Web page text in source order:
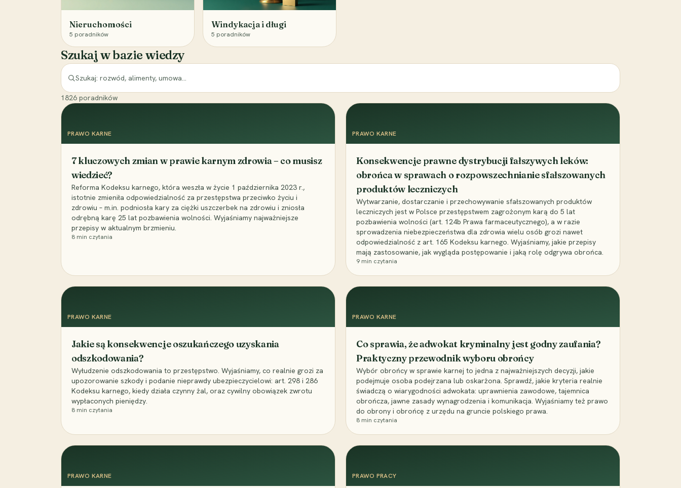
Nieruchomości
5 poradników
Windykacja i długi
5 poradników
Szukaj w bazie wiedzy
1826 poradników
PRAWO KARNE
7 kluczowych zmian w prawie karnym zdrowia – co musisz
wiedzieć?
Reforma Kodeksu karnego, która weszła w życie 1 października 2023 r.,
istotnie zmieniła odpowiedzialność za przestępstwa przeciwko życiu i
zdrowiu – m.in. podniosła kary za ciężki uszczerbek na zdrowiu i zniosła
odrębną karę 25 lat pozbawienia wolności. Wyjaśniamy najważniejsze
przepisy w aktualnym brzmieniu.
8 min czytania
PRAWO KARNE
Konsekwencje prawne dystrybucji fałszywych leków:
obrońca w sprawach o rozpowszechnianie sfałszowanych
produktów leczniczych
Wytwarzanie, dostarczanie i przechowywanie sfałszowanych produktów
leczniczych jest w Polsce przestępstwem zagrożonym karą do 5 lat
pozbawienia wolności (art. 124b Prawa farmaceutycznego), a w razie
sprowadzenia niebezpieczeństwa dla zdrowia wielu osób grozi nawet
odpowiedzialność z art. 165 Kodeksu karnego. Wyjaśniamy, jakie przepisy
mają zastosowanie, jak wygląda postępowanie i jaką rolę odgrywa obrońca.
9 min czytania
PRAWO KARNE
Jakie są konsekwencje oszukańczego uzyskania
odszkodowania?
Wyłudzenie odszkodowania to przestępstwo. Wyjaśniamy, co realnie grozi za
upozorowanie szkody i podanie nieprawdy ubezpieczycielowi: art. 298 i 286
Kodeksu karnego, kiedy działa czynny żal, oraz cywilny obowiązek zwrotu
wypłaconych pieniędzy.
8 min czytania
PRAWO KARNE
Co sprawia, że adwokat kryminalny jest godny zaufania?
Praktyczny przewodnik wyboru obrońcy
Wybór obrońcy w sprawie karnej to jedna z najważniejszych decyzji, jakie
podejmuje osoba podejrzana lub oskarżona. Sprawdź, jakie kryteria realnie
świadczą o wiarygodności adwokata: uprawnienia zawodowe, tajemnica
obrończa, jawne zasady wynagrodzenia i komunikacja. Wyjaśniamy też prawo
do obrony i obrońcę z urzędu na gruncie polskiego prawa.
8 min czytania
PRAWO KARNE PRAWO PRACY